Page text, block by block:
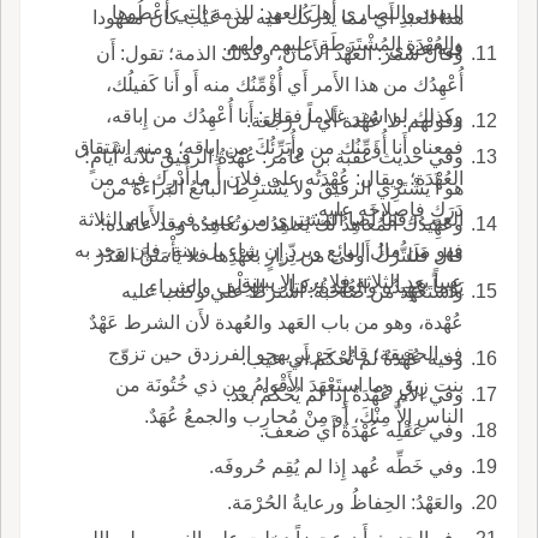
اليهود والنصارى أَهلَ العهدِ: للذمة التي أُعْطُوها
والعُهْدَة المُشْتَرَطَةِ عليهم ولهم.
هذا العبدِ أَي مما يدركُك فيه من عَيْب كان معهودا
فيه عندي.
وقال شمر: العَهْد الأَمانُ، وكذلك الذمة؛ تقول: أَن
أُعْهِدُك من هذا الأَمر أَي أُؤْمِّنُك منه أَو أَنا كَفيلُك،
وكذلك لو اشتر غلاماً فقال: أَنا أُعْهِدُك من إِباقه،
فمعناه أَنا أُؤَمِّنُك من وأُبَرِّئُكَ من إِباقه؛ ومنه اشتقاق
العُهْدَة؛ ويقال: عُهْدَتُه على فلان أَ ما أُدْرِك فيه من
دَرَكٍ فإِصلاحه عليه.
وقولهم: لا عُهْدَة أَي ل رَجْعَة.
وفي حديث عقبة بن عامر: عُهْدَةُ الرقيقِ ثلاثة أَيامٍ؛
هو أَ يَشْتَرِي الرقيقَ ولا يَشْترِطَ البائعُ البَراءَةَ من
العيب، فما أَصا المشترى من عيب في الأَيام الثلاثة
فهو من مال البائع ويردّ إِن شاء بل بينة، فإِن وجد به
عيباً بعد الثلاثة فلا يرد إِلا ببينة.
وعَهِيدُك المُعاهِدُ لك يُعاهِدُك وتُعاهِدُه وقد عاهده؛
قال فَلَلتُّرْكُ أَوفى من نِزارٍ بعَهْدِها فلا يَأْمَنَنَّ الغَدْرَ
يَوْماً عَهِيدُه والعُهْدةُ: كتاب الحِلْفِ والشراءِ.
واستَعْهَدَ من صاحبه: اشترط علي وكتب عليه
عُهْدة، وهو من باب العَهد والعُهدة لأَن الشرط عَهْدٌ
ف الحقيقة؛ قال جرير يهجو الفرزدق حين تزوّج
بنت زِيقٍ وما استَعْهَدَ الأَقْوامُ مِن ذي خُتُونَة من
الناسِ إِلاَّ مِنْكَ، أَو مِنْ مُحارِب والجمعُ عُهَدٌ.
وفيه عُهْدَةٌ لم تُحْكَمْ أَي عيب.
وفي الأَم عُهْدَةٌ إِذا لم يُحْكَمْ بعد.
وفي عَقْلِه عُهْدَةٌ أَي ضعف.
وفي خَطِّه عُهد إِذا لم يُقِم حُروفَه.
والعَهْدُ: الحِفاظُ ورعايةُ الحُرْمَة.